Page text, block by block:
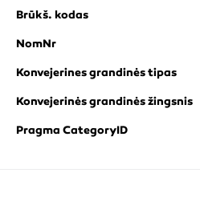
Brūkš. kodas
NomNr
Konvejerines grandinės tipas
Konvejerinės grandinės žingsnis
Pragma CategoryID